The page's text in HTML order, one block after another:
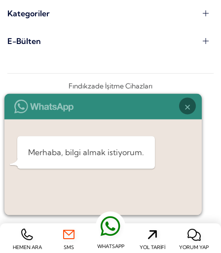
Kategoriler
E-Bülten
Fındıkzade İşitme Cihazları
HEMEN ARA SMS WHATSAPP YOL TARIFI YORUM YAP
×
Merhaba, bilgi almak istiyorum.